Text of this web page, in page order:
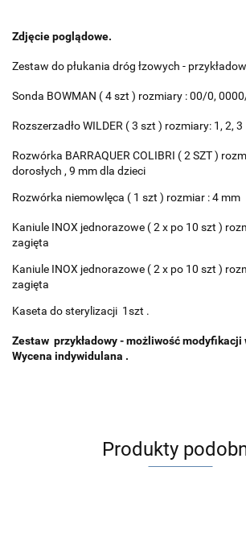
Zdjęcie poglądowe.
Zestaw do płukania dróg łzowych -
Sonda BOWMAN ( 4 szt ) rozmiary : 00/0,
Rozszerzadło WILDER ( 3 szt ) rozmiary: 1, 2, 3
Rozwórka BARRAQUER COLIBRI ( 2 SZT )
dorosłych , 9 mm dla dzieci
Rozwórka niemowlęca ( 1 szt ) rozmiar : 4 mm
Kaniule INOX jednorazowe ( 2 x po 10 szt )
zagięta
Kaniule INOX jednorazowe ( 2 x po 10 szt )
zagięta
Kaseta do sterylizacji 1szt .
Zestaw przykładowy - możliwość
Wycena indywidulana .
Produkty